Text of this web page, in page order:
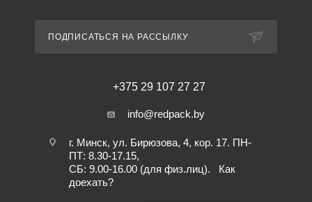
ПОДПИСАТЬСЯ НА РАССЫЛКУ
+375 29 107 27 27
info@redpack.by
г. Минск, ул. Бирюзова, 4, кор. 17. ПН-
ПТ: 8.30-17.15,
СБ: 9.00-16.00 (для физ.лиц). Как
доехать?